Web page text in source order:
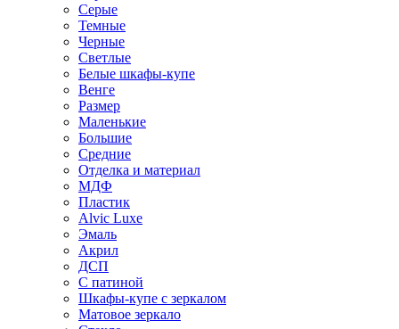
Серые
Темные
Черные
Светлые
Белые шкафы-купе
Венге
Размер
Маленькие
Большие
Средние
Отделка и материал
МДФ
Пластик
Alvic Luxe
Эмаль
Акрил
ДСП
С патиной
Шкафы-купе с зеркалом
Матовое зеркало